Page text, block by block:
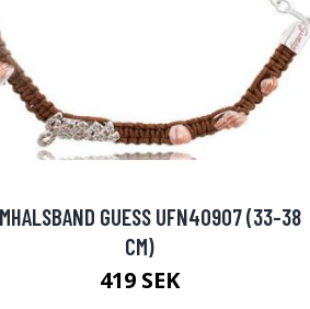
GUESS UFN40907 (33-38
CM)
419 SEK